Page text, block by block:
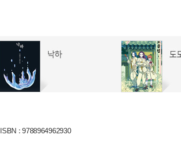
ISBN : 9788964962930